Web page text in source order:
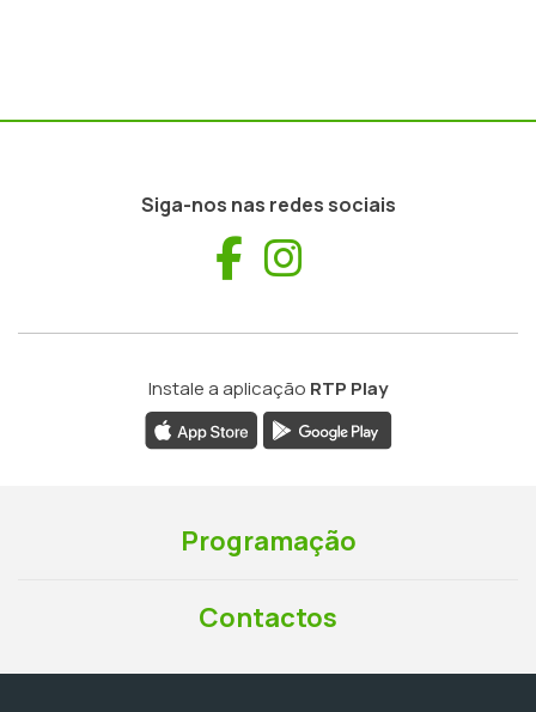
Siga-nos nas redes sociais
Facebook
Instale a aplicação RTP Play
Programação
Contactos